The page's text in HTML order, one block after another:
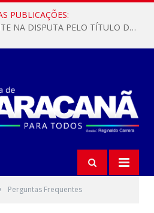
PUBLICAÇÕES:
MARACANÃ SAI NA FRENTE NA DISPUTA PELO TÍTULO DA COPA PARÁ SUB-17!
Perguntas Frequentes